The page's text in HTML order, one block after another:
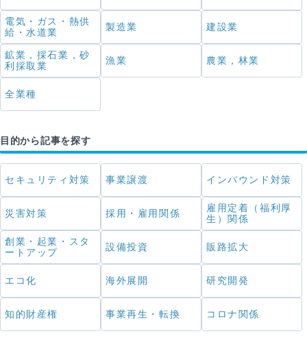
電気・ガス・熱供
給・水道業
製造業 建設業
鉱業，採石業，砂
利採取業
漁業 農業，林業
全業種
目的から記事を探す
セキュリティ対策 事業譲渡 インバウンド対策
災害対策 採用・雇用関係
雇用定着（福利厚
生）関係
創業・起業・スタ
ートアップ
設備投資 販路拡大
エコ化 海外展開 研究開発
知的財産権 事業再生・転換 コロナ関係